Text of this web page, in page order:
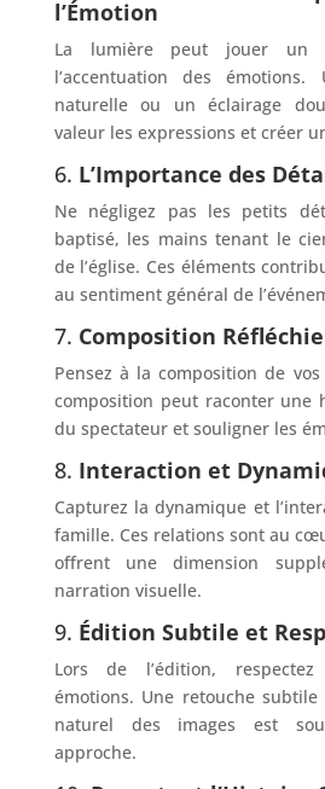
l’Émotion
La lumière peut jouer un
l’accentuation des
naturelle ou un éclairage
valeur les expressions et créer
6. L’Importance des
Ne négligez pas les petits
baptisé, les mains tenant le
de l’église. Ces éléments
au sentiment général de
7. Composition Réfléchie
Pensez à la composition de
composition peut raconter une
du spectateur et souligner les
8. Interaction et
Capturez la dynamique et
famille. Ces relations sont au
offrent une dimension
narration visuelle.
9. Édition Subtile et
Lors de l’édition, respectez
émotions. Une retouche
naturel des images est
approche.